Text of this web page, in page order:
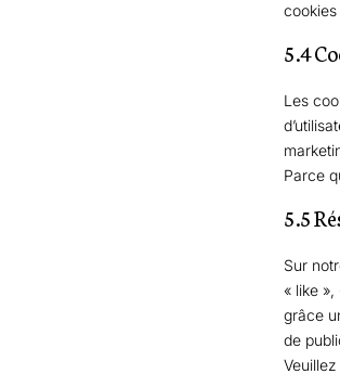
5.4
Les
Parce
5.5
Sur
« like
grâce
de